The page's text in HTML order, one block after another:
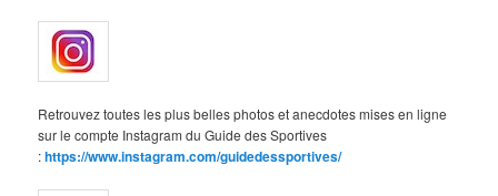
Retrouvez toutes les plus belles photos et anecdotes mises en ligne
sur le compte Instagram du Guide des Sportives
:https://www.instagram.com/guidedessportives/